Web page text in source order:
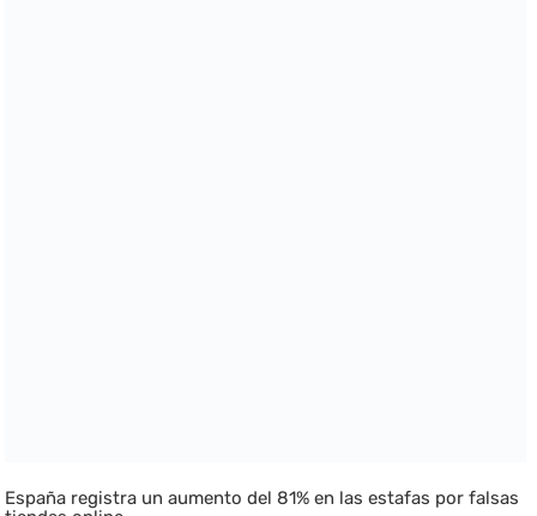
España registra un aumento del 81% en las estafas por falsas